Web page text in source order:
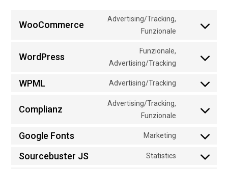
WooCommerce
Advertising/Tracking,
Funzionale
Consent
service
WordPress
Funzionale,
Advertising/Tracking
Consent
service
WPML Advertising/Tracking
Consent
service
Complianz
Advertising/Tracking,
Funzionale
Consent
service
Google Fonts Marketing
Consent
Sourcebuster JS Statistics
Consent